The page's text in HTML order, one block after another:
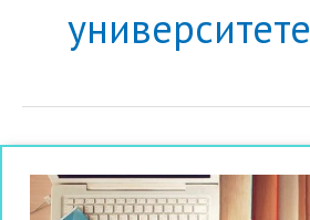
университете